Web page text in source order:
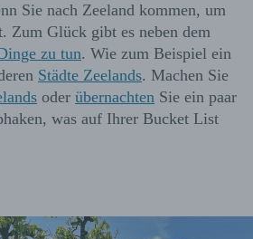
Sie nach Zeeland kommen, um
Zum Glück gibt es neben dem
zu tun. Wie zum Beispiel ein
Städte Zeelands. Machen Sie
oder übernachten Sie ein paar
was auf Ihrer Bucket List